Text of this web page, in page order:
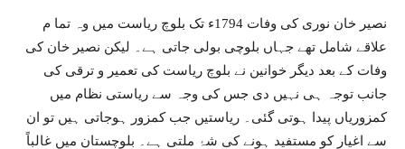
نصیر خان نوری کی وفات 1794ء تک بلوچ ریاست میں وہ تما م
علاقے شامل تھے جہاں بلوچی بولی جاتی ہے۔ لیکن نصیر خان کی
وفات کے بعد دیگر خوانین نے بلوچ ریاست کی تعمیر و ترقی کی
جانب توجہ ہی نہیں دی جس کی وجہ سے ریاستی نظام میں
کمزوریاں پیدا ہوتی گئی۔ ریاستیں جب کمزور ہوجاتی ہیں تو ان
سے اغیار کو مستفید ہونے کی شۂ ملتی ہے۔ بلوچستان میں غالباً